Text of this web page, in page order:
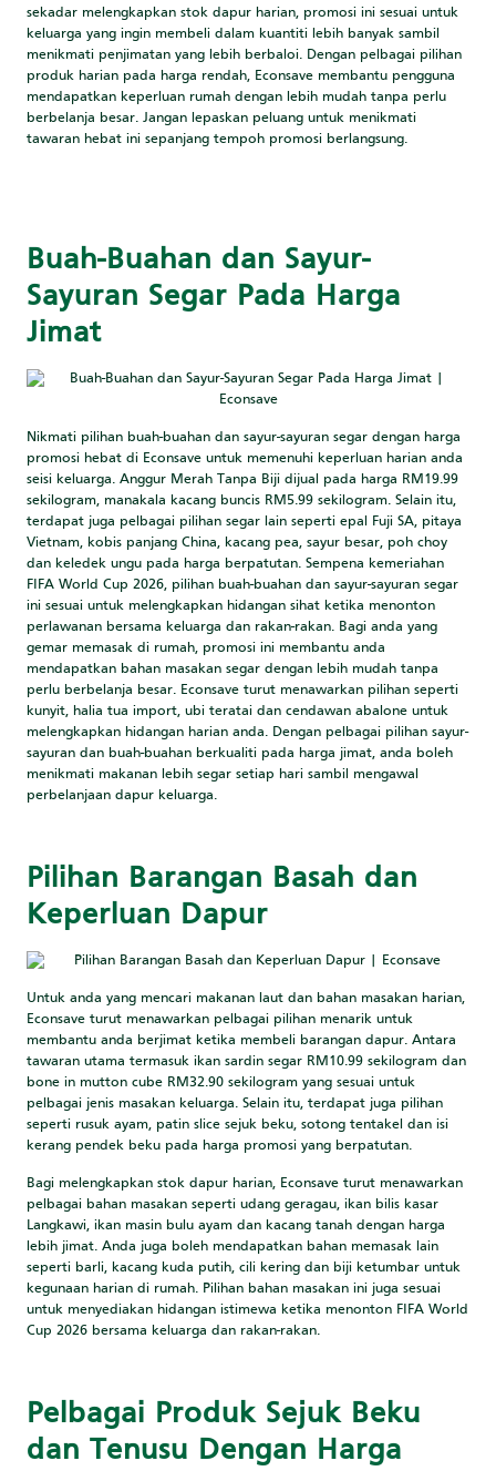
sekadar melengkapkan stok dapur harian, promosi ini sesuai untuk
keluarga yang ingin membeli dalam kuantiti lebih banyak sambil
menikmati penjimatan yang lebih berbaloi. Dengan pelbagai pilihan
produk harian pada harga rendah, Econsave membantu pengguna
mendapatkan keperluan rumah dengan lebih mudah tanpa perlu
berbelanja besar. Jangan lepaskan peluang untuk menikmati
tawaran hebat ini sepanjang tempoh promosi berlangsung.
Buah-Buahan dan Sayur-
Sayuran Segar Pada Harga
Jimat
Nikmati pilihan buah-buahan dan sayur-sayuran segar dengan harga
promosi hebat di Econsave untuk memenuhi keperluan harian anda
seisi keluarga. Anggur Merah Tanpa Biji dijual pada harga RM19.99
sekilogram, manakala kacang buncis RM5.99 sekilogram. Selain itu,
terdapat juga pelbagai pilihan segar lain seperti epal Fuji SA, pitaya
Vietnam, kobis panjang China, kacang pea, sayur besar, poh choy
dan keledek ungu pada harga berpatutan. Sempena kemeriahan
FIFA World Cup 2026, pilihan buah-buahan dan sayur-sayuran segar
ini sesuai untuk melengkapkan hidangan sihat ketika menonton
perlawanan bersama keluarga dan rakan-rakan. Bagi anda yang
gemar memasak di rumah, promosi ini membantu anda
mendapatkan bahan masakan segar dengan lebih mudah tanpa
perlu berbelanja besar. Econsave turut menawarkan pilihan seperti
kunyit, halia tua import, ubi teratai dan cendawan abalone untuk
melengkapkan hidangan harian anda. Dengan pelbagai pilihan sayur-
sayuran dan buah-buahan berkualiti pada harga jimat, anda boleh
menikmati makanan lebih segar setiap hari sambil mengawal
perbelanjaan dapur keluarga.
Pilihan Barangan Basah dan
Keperluan Dapur
Untuk anda yang mencari makanan laut dan bahan masakan harian,
Econsave turut menawarkan pelbagai pilihan menarik untuk
membantu anda berjimat ketika membeli barangan dapur. Antara
tawaran utama termasuk ikan sardin segar RM10.99 sekilogram dan
bone in mutton cube RM32.90 sekilogram yang sesuai untuk
pelbagai jenis masakan keluarga. Selain itu, terdapat juga pilihan
seperti rusuk ayam, patin slice sejuk beku, sotong tentakel dan isi
kerang pendek beku pada harga promosi yang berpatutan.
Bagi melengkapkan stok dapur harian, Econsave turut menawarkan
pelbagai bahan masakan seperti udang geragau, ikan bilis kasar
Langkawi, ikan masin bulu ayam dan kacang tanah dengan harga
lebih jimat. Anda juga boleh mendapatkan bahan memasak lain
seperti barli, kacang kuda putih, cili kering dan biji ketumbar untuk
kegunaan harian di rumah. Pilihan bahan masakan ini juga sesuai
untuk menyediakan hidangan istimewa ketika menonton FIFA World
Cup 2026 bersama keluarga dan rakan-rakan.
Pelbagai Produk Sejuk Beku
dan Tenusu Dengan Harga